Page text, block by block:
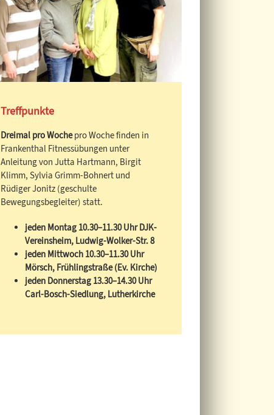
Treffpunkte
Dreimal pro Wochepro Woche finden in
Frankenthal Fitnessübungen unter
Anleitung von Jutta Hartmann, Birgit
Klimm, Sylvia Grimm-Bohnert und
Rüdiger Jonitz (geschulte
Bewegungsbegleiter) statt.
jeden Montag 10.30–11.30 Uhr DJK-
Vereinsheim, Ludwig-Wolker-Str. 8
jeden Mittwoch 10.30–11.30 Uhr
Mörsch, Frühlingstraße (Ev. Kirche)
jeden Donnerstag 13.30–14.30 Uhr
Carl-Bosch-Siedlung, Lutherkirche